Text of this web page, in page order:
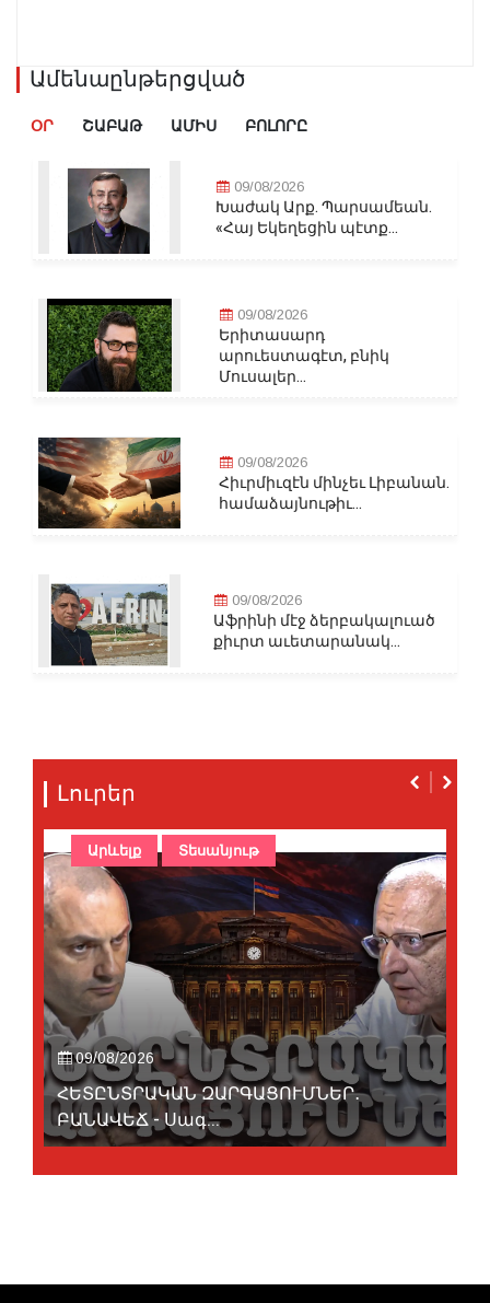
Ամենաընթերցված
ՕՐ ՇԱԲԱԹ ԱՄԻՍ ԲՈԼՈՐԸ
09/08/2026
Խաժակ Արք. Պարսամեան.
«Հայ Եկեղեցին պէտք...
09/08/2026
Երիտասարդ
արուեստագէտ, բնիկ
Մուսալեր...
09/08/2026
Հիւրմիւզէն մինչեւ Լիբանան.
համաձայնութիւ...
09/08/2026
Աֆրինի մէջ ձերբակալուած
քիւրտ աւետարանակ...
Լուրեր
09/08/2026
ՀԵՏԸՆՏՐԱԿԱՆ ԶԱՐԳԱՑՈՒՄՆԵՐ․
ԲԱՆԱՎԵՃ - Սագ...
Արևելք Տեսանյութ